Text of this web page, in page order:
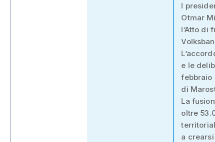
I
Otmar
l’Atto di
e le
febbraio
di
La
oltre
a